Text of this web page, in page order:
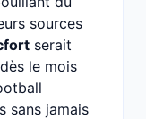
sources
serait
dès le mois
sans jamais